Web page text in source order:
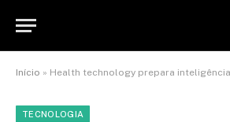
Início » Health technology prepara inteligência artificial do Google para
TECNOLOGIA